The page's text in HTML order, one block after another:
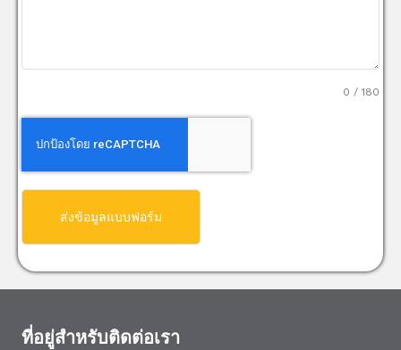
0 / 180
ส่งข้อมูลแบบฟอร์ม
ที่อยู่สำหรับติดต่อเรา